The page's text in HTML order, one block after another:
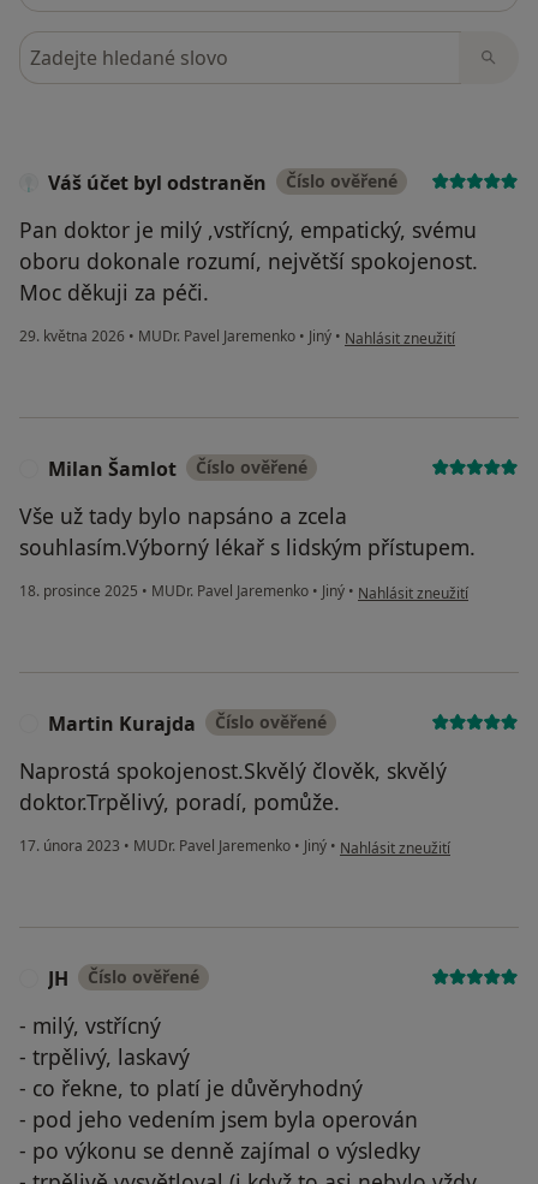
Hledejte v názorech
Váš účet byl odstraněn Číslo ověřené
Pan doktor je milý ,vstřícný, empatický, svému
oboru dokonale rozumí, největší spokojenost.
Moc děkuji za péči.
29. května 2026 • MUDr. Pavel Jaremenko • Jiný • podle názoru uživatele Váš
Nahlásit zneužití
Milan Šamlot Číslo ověřené
Vše už tady bylo napsáno a zcela
souhlasím.Výborný lékař s lidským přístupem.
18. prosince 2025 • MUDr. Pavel Jaremenko • Jiný • podle názoru uživatele
Nahlásit zneužití
Martin Kurajda Číslo ověřené
Naprostá spokojenost.Skvělý člověk, skvělý
doktor.Trpělivý, poradí, pomůže.
17. února 2023 • MUDr. Pavel Jaremenko • Jiný • podle názoru uživatele
Nahlásit zneužití
JH Číslo ověřené
- milý, vstřícný
- trpělivý, laskavý
- co řekne, to platí je důvěryhodný
- pod jeho vedením jsem byla operován
- po výkonu se denně zajímal o výsledky